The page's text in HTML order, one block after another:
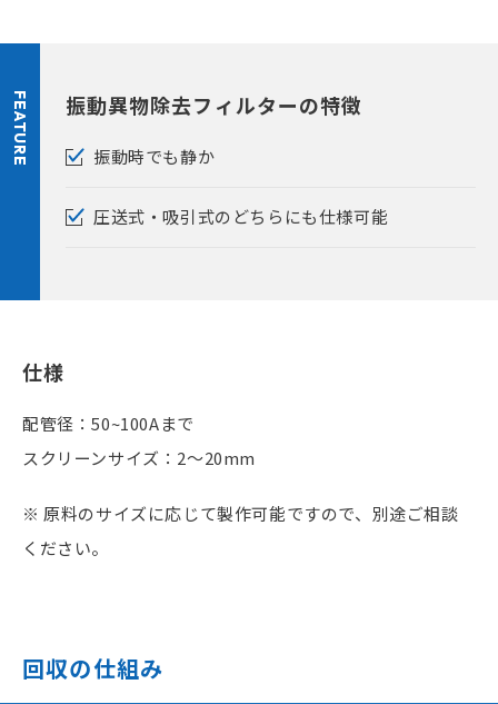
FEATURE 振動異物除去フィルターの特徴
振動時でも静か
圧送式・吸引式のどちらにも仕様可能
仕様
配管径：50~100Aまで
スクリーンサイズ：2～20mm
※ 原料のサイズに応じて製作可能ですので、別途ご相談
ください。
回収の仕組み